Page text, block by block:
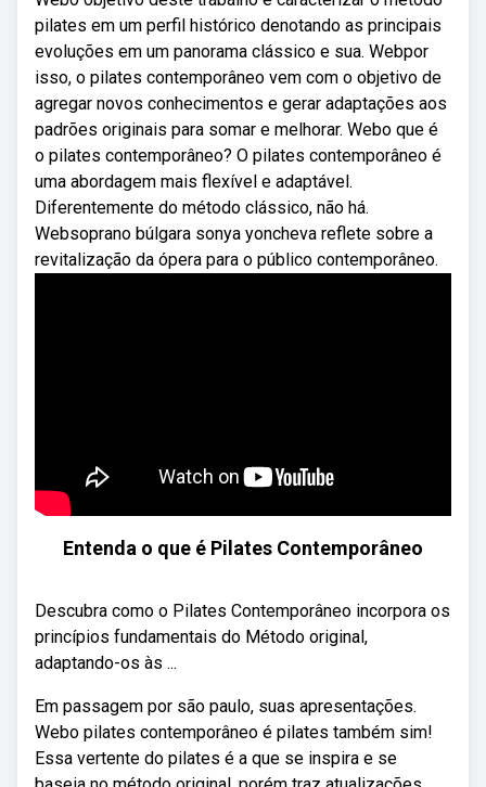
pilates em um perfil histórico denotando as principais
evoluções em um panorama clássico e sua. Webpor
isso, o pilates contemporâneo vem com o objetivo de
agregar novos conhecimentos e gerar adaptações aos
padrões originais para somar e melhorar. Webo que é
o pilates contemporâneo? O pilates contemporâneo é
uma abordagem mais flexível e adaptável.
Diferentemente do método clássico, não há.
Websoprano búlgara sonya yoncheva reflete sobre a
revitalização da ópera para o público contemporâneo.
Entenda o que é Pilates Contemporâneo
Descubra como o Pilates Contemporâneo incorpora os
princípios fundamentais do Método original,
adaptando-os às ...
Em passagem por são paulo, suas apresentações.
Webo pilates contemporâneo é pilates também sim!
Essa vertente do pilates é a que se inspira e se